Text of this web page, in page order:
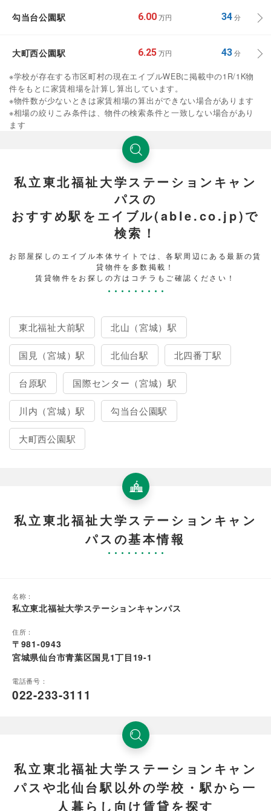
勾当台公園駅 6.00 万円 34分
大町西公園駅 6.25 万円 43分
※学校が存在する市区町村の現在エイブルWEBに掲載中の1R/1K物
件をもとに家賃相場を計算し算出しています。
※物件数が少ないときは家賃相場の算出ができない場合があります
※相場の絞りこみ条件は、物件の検索条件と一致しない場合があり
ます
私立東北福祉大学ステーションキャン
パスの
おすすめ駅をエイブル(able.co.jp)で
検索！
お部屋探しのエイブル本体サイトでは、各駅周辺にある最新の賃
貸物件を多数掲載！
賃貸物件をお探しの方はコチラもご確認ください！
東北福祉大前駅 北山（宮城）駅
国見（宮城）駅 北仙台駅 北四番丁駅
台原駅 国際センター（宮城）駅
川内（宮城）駅 勾当台公園駅
大町西公園駅
私立東北福祉大学ステーションキャン
パスの基本情報
名称：
私立東北福祉大学ステーションキャンパス
住所：
〒981-0943
宮城県仙台市青葉区国見1丁目19-1
電話番号：
022-233-3111
私立東北福祉大学ステーションキャン
パスや北仙台駅以外の学校・駅から一
人暮らし向け賃貸を探す